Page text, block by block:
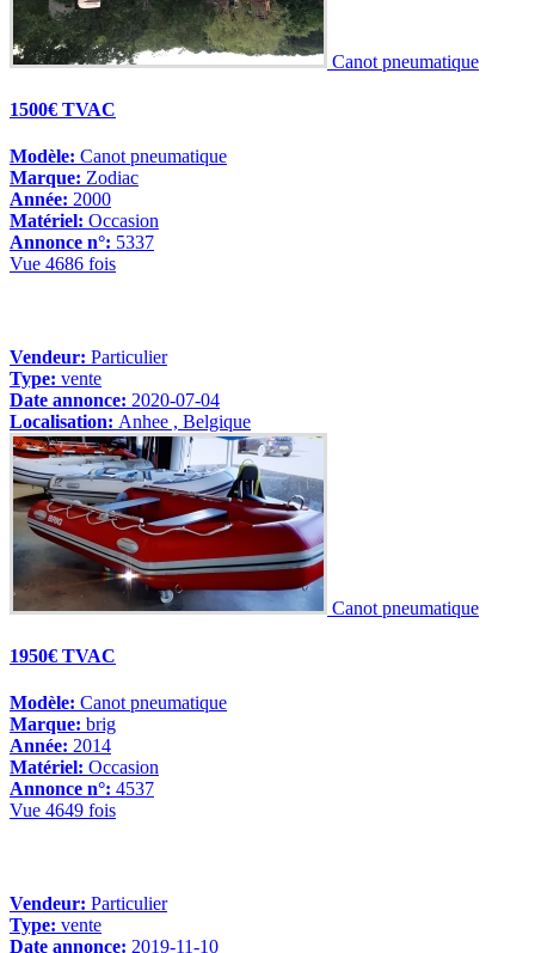
Canot pneumatique
1500€ TVAC
Modèle: Canot pneumatique
Marque: Zodiac
Année: 2000
Matériel: Occasion
Annonce n°: 5337
Vue 4686 fois
Vendeur: Particulier
Type: vente
Date annonce: 2020-07-04
Localisation: Anhee , Belgique
Canot pneumatique
1950€ TVAC
Modèle: Canot pneumatique
Marque: brig
Année: 2014
Matériel: Occasion
Annonce n°: 4537
Vue 4649 fois
Vendeur: Particulier
Type: vente
Date annonce: 2019-11-10